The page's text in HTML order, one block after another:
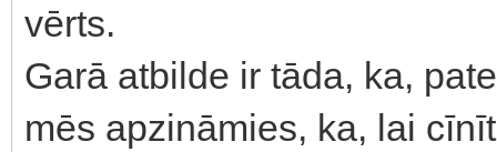
vērts.
Garā atbilde ir tāda, ka,
mēs apzināmies, ka, lai